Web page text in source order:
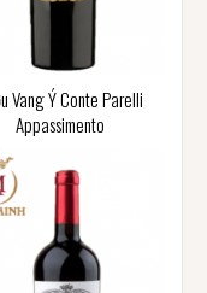
Vang Ý Conte Parelli
Appassimento